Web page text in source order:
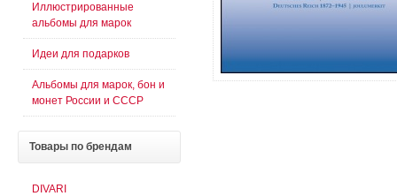
Иллюстрированные
альбомы для марок
Идеи для подарков
Альбомы для марок, бон и
монет России и СССР
Товары по брендам
DIVARI